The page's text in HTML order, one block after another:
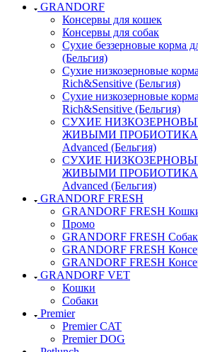
GRANDORF
Консервы для кошек
Консервы для собак
Сухие беззерновые корма
(Бельгия)
Сухие низкозерновые
Rich&Sensitive (Бельгия)
Сухие низкозерновые
Rich&Sensitive (Бельгия)
СУХИЕ
ЖИВЫМИ
Advanced (Бельгия)
СУХИЕ
ЖИВЫМИ
Advanced (Бельгия)
GRANDORF FRESH
GRANDORF FRESH
Промо
GRANDORF FRESH
GRANDORF FRESH
GRANDORF FRESH
GRANDORF VET
Кошки
Собаки
Premier
Premier CAT
Premier DOG